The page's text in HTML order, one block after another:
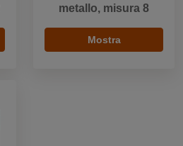
metallo, misura 8
Mostra